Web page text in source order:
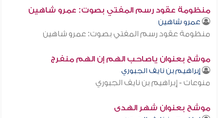
منظومة عقود رسم المفتي بصوت: عمرو شاهين
عمرو شاهين
منظومة عقود رسم المفتي بصوت: عمرو شاهين
موشح بعنوان ياصاحب الهم إن الهم منفرج
إبراهيم بن نايف الجبوري
منوعات - إبراهيم بن نايف الجبوري
موشح بعنوان شهر الهدى